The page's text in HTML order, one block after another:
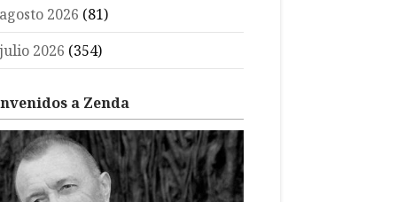
2026 (81)
2026 (354)
a Zenda